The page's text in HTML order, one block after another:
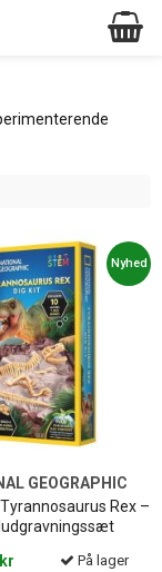
Nyhed
GEOGRAPHIC
Rex –
På lager